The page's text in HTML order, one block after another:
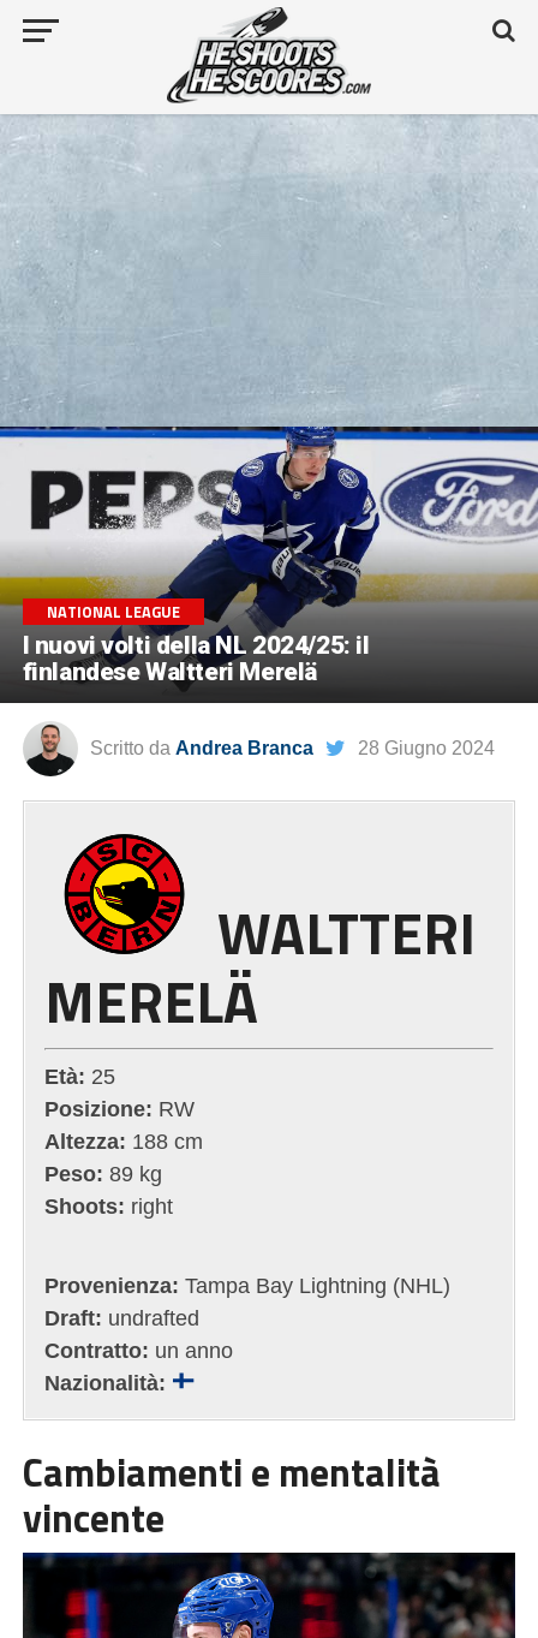
NATIONAL LEAGUE
I nuovi volti della NL 2024/25: il
finlandese Waltteri Merelä
Scritto da Andrea Branca 28 Giugno 2024
WALTTERI
MERELÄ
Età: 25
Posizione: RW
Altezza: 188 cm
Peso: 89 kg
Shoots: right
Provenienza: Tampa Bay Lightning (NHL)
Draft: undrafted
Contratto: un anno
Nazionalità:
Cambiamenti e mentalità
vincente